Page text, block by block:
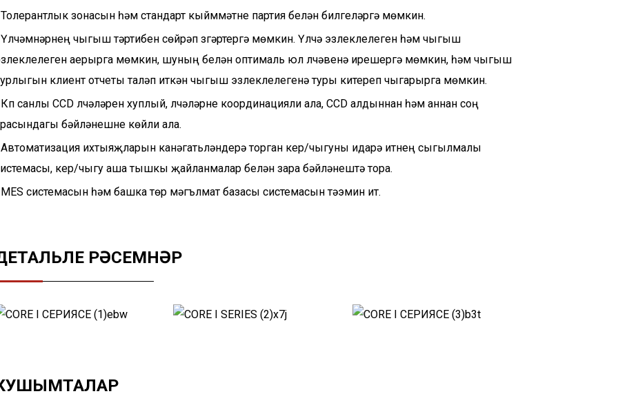
Толерантлык зонасын һәм стандарт кыйммәтне партия белән билгеләргә мөмкин.
Үлчәмнәрнең чыгыш тәртибен сөйрәп үзгәртергә мөмкин. Үлчәү эзлеклелеген һәм чыгыш
аерырга мөмкин, шуның белән оптималь юл үлчәвенә ирешергә мөмкин, һәм чыгыш
клиент отчеты таләп иткән чыгыш эзлеклелегенә туры китереп чыгарырга мөмкин.
Күп санлы CCD үлчәүләрен хуплый, үлчәүләрне координацияли ала, CCD алдыннан һәм аннан соң
бәйләнешне көйли ала.
Автоматизация ихтыяҗларын канәгатьләндерә торган керү/чыгуны идарә итүнең сыгылмалы
керү/чыгу аша тышкы җайланмалар белән үзара бәйләнештә тора.
MES системасын һәм башка төр мәгълүмат базасы системасын тәэмин итү.
РӘСЕМНӘР